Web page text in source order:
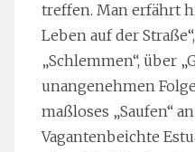
treffen. Man erfährt
Leben auf der
„Schlemmen“, über
unangenehmen
maßloses „Saufen“
Vagantenbeichte